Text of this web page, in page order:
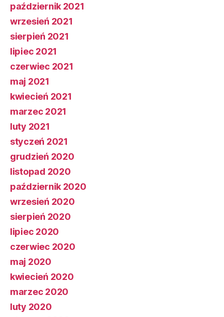
październik 2021
wrzesień 2021
sierpień 2021
lipiec 2021
czerwiec 2021
maj 2021
kwiecień 2021
marzec 2021
luty 2021
styczeń 2021
grudzień 2020
listopad 2020
październik 2020
wrzesień 2020
sierpień 2020
lipiec 2020
czerwiec 2020
maj 2020
kwiecień 2020
marzec 2020
luty 2020